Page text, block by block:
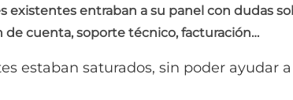
existentes entraban a su panel con dudas
de cuenta, soporte técnico, facturación…
estaban saturados, sin poder ayudar